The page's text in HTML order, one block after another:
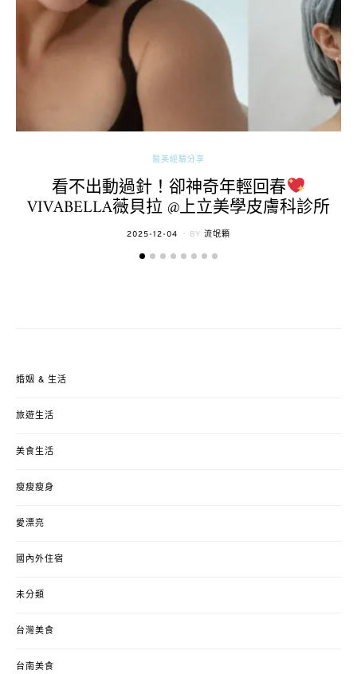
醫美經驗分享
看不出動過針！卻神奇年輕回春
VIVABELLA薇貝拉 @上立美學皮膚科診所
POSTED
2025-12-04 BY 流氓顆
婚姻 & 生活
旅遊生活
美食生活
瘦瘦瘦身
愛漂亮
國內外住宿
未分類
台灣美食
台南美食